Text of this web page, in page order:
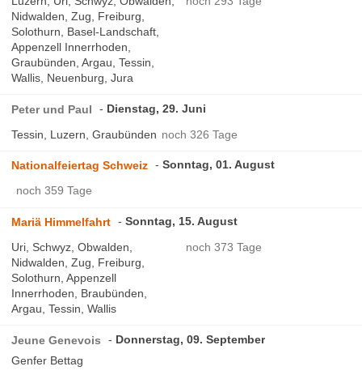
Nidwalden, Zug, Freiburg,
Solothurn, Basel-Landschaft,
Appenzell Innerrhoden,
Graubünden, Argau, Tessin,
Wallis, Neuenburg, Jura
Peter und Paul
Dienstag, 29. Juni
Tessin, Luzern, Graubünden noch 326 Tage
Nationalfeiertag Schweiz
Sonntag, 01. August
noch 359 Tage
Mariä Himmelfahrt
Sonntag, 15. August
Uri, Schwyz, Obwalden,
Nidwalden, Zug, Freiburg,
Solothurn, Appenzell
Innerrhoden, Braubünden,
Argau, Tessin, Wallis
noch 373 Tage
Jeune Genevois
Donnerstag, 09. September
Genfer Bettag